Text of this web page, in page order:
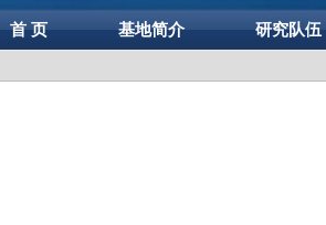
首 页 基地简介 研究队伍